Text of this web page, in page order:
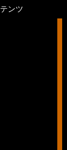
ンツ